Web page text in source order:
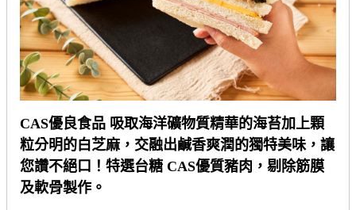
CAS優良食品 吸取海洋礦物質精華的海苔加上顆
粒分明的白芝麻，交融出鹹香爽潤的獨特美味，讓
您讚不絕口！特選台糖 CAS優質豬肉，剔除筋膜
及軟骨製作。